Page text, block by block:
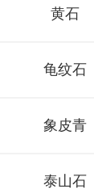
黄石
龟纹石
象皮青
泰山石